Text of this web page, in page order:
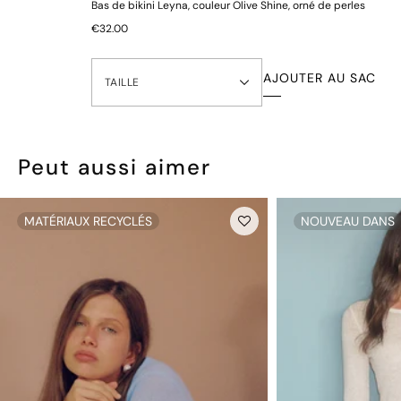
Voir nosinformations sur les retours
sont pas retournables.
Bas de bikini Leyna, couleur Olive Shine, orné de perles
€32.00
TAILLE AJOUTER AU SAC
Peut aussi aimer
MATÉRIAUX RECYCLÉS NOUVEAU DANS